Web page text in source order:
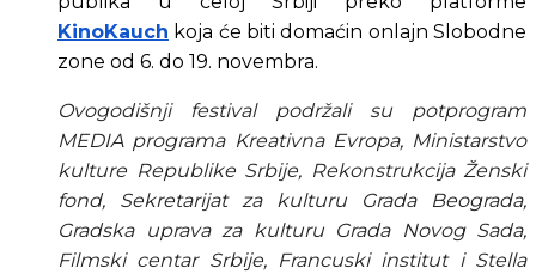
KinoKauch koja će biti domaćin onlajn Slobodne
zone od 6. do 19. novembra.
Ovogodišnji festival podržali su potprogram
MEDIA programa Kreativna Evropa, Ministarstvo
kulture Republike Srbije, Rekonstrukcija Ženski
fond, Sekretarijat za kulturu Grada Beograda,
Gradska uprava za kulturu Grada Novog Sada,
Filmski centar Srbije, Francuski institut i Stella